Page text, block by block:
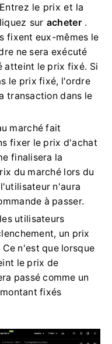
Entrez le prix et la
sur acheter.
fixent eux-mêmes le
ne sera exécuté
atteint le prix fixé. Si
le prix fixé, l'ordre
transaction dans le
marché fait
fixer le prix d'achat
finalisera la
du marché lors du
n'aura
à passer.
les utilisateurs
un prix
Ce n'est que lorsque
le prix de
passé comme un
fixés